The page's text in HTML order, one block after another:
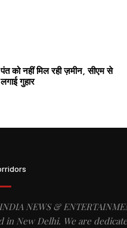
पंत को नहीं मिल रही ज़मीन, सीएम से
लगाई गुहार
NEWS &
New Delhi. We are